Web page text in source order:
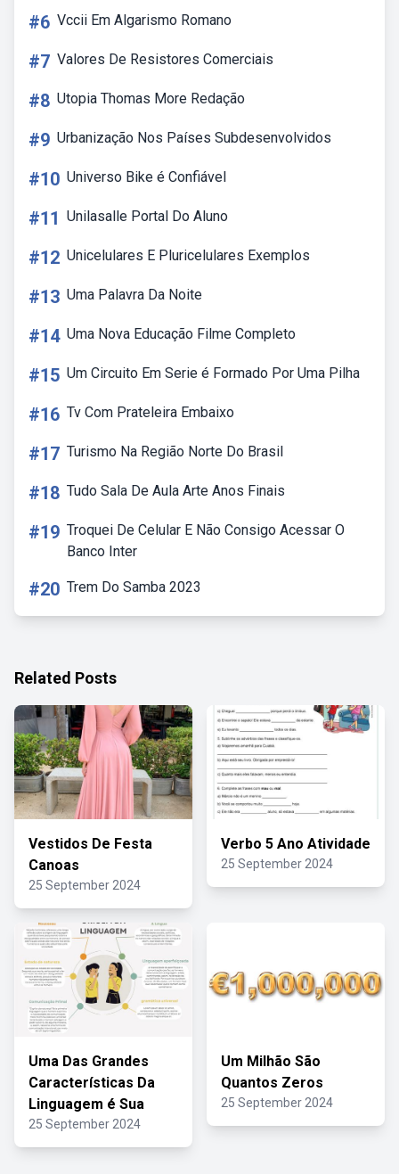
#6 Vccii Em Algarismo Romano
#7 Valores De Resistores Comerciais
#8 Utopia Thomas More Redação
#9 Urbanização Nos Países Subdesenvolvidos
#10 Universo Bike é Confiável
#11 Unilasalle Portal Do Aluno
#12 Unicelulares E Pluricelulares Exemplos
#13 Uma Palavra Da Noite
#14 Uma Nova Educação Filme Completo
#15 Um Circuito Em Serie é Formado Por Uma Pilha
#16 Tv Com Prateleira Embaixo
#17 Turismo Na Região Norte Do Brasil
#18 Tudo Sala De Aula Arte Anos Finais
#19 Troquei De Celular E Não Consigo Acessar O
Banco Inter
#20 Trem Do Samba 2023
Related Posts
Vestidos De Festa
Canoas
25 September 2024
Verbo 5 Ano Atividade
25 September 2024
Uma Das Grandes
Características Da
Linguagem é Sua
25 September 2024
Um Milhão São
Quantos Zeros
25 September 2024